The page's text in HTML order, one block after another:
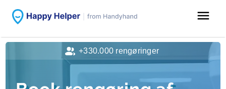
menu
+330.000 rengøringer